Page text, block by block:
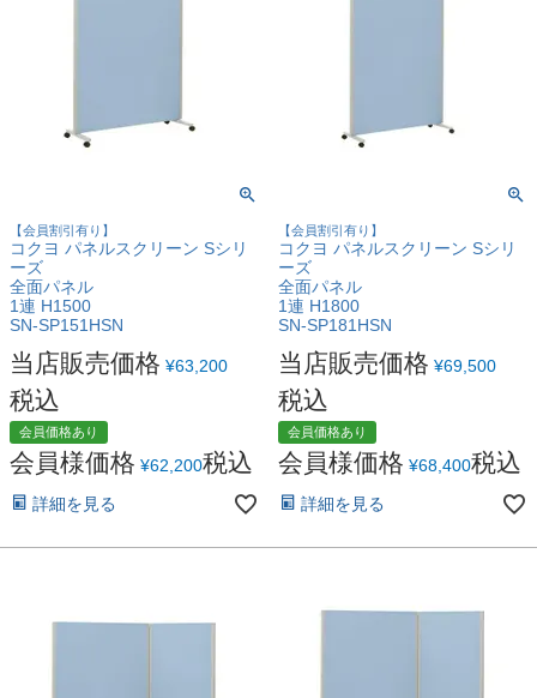
【会員割引有り】
コクヨ パネルスクリーン Sシリ
ーズ
全面パネル
1連 H1500
SN-SP151HSN
当店販売価格 ¥63,200
税込
会員価格あり
会員様価格 ¥62,200税込
詳細を見る
【会員割引有り】
コクヨ パネルスクリーン Sシリ
ーズ
全面パネル
1連 H1800
SN-SP181HSN
当店販売価格 ¥69,500
税込
会員価格あり
会員様価格 ¥68,400税込
詳細を見る